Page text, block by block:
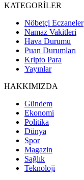
KATEGORİLER
Nöbetçi Eczaneler
Namaz Vakitleri
Hava Durumu
Puan Durumları
Kripto Para
Yayınlar
HAKKIMIZDA
Gündem
Ekonomi
Politika
Dünya
Spor
Magazin
Sağlık
Teknoloji